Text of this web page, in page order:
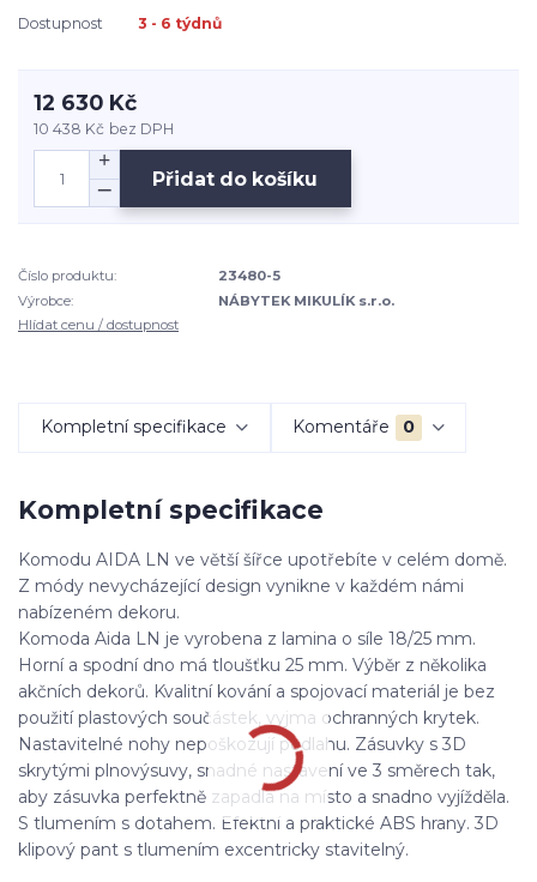
Dostupnost 3 - 6 týdnů
12 630 Kč
10 438 Kč bez DPH
Přidat do košíku
Číslo produktu:
23480-5
Výrobce:
NÁBYTEK MIKULÍK s.r.o.
Hlídat cenu / dostupnost
Kompletní specifikace Komentáře 0
Kompletní specifikace
Komodu AIDA LN ve větší šířce upotřebíte v celém domě.
Z módy nevycházející design vynikne v každém námi
nabízeném dekoru.
Komoda Aida LN je vyrobena z lamina o síle 18/25 mm.
Horní a spodní dno má tloušťku 25 mm. Výběr z několika
akčních dekorů. Kvalitní kování a spojovací materiál je bez
použití plastových součástek, vyjma ochranných krytek.
Nastavitelné nohy nepoškozují podlahu. Zásuvky s 3D
skrytými plnovýsuvy, snadné nastavení ve 3 směrech tak,
aby zásuvka perfektně zapadla na místo a snadno vyjížděla.
S tlumením s dotahem. Efektní a praktické ABS hrany. 3D
klipový pant s tlumením excentricky stavitelný.